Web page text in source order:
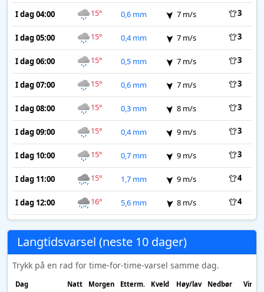
I dag 04:00 15° 0,6 mm 7 m/s 3
I dag 05:00 15° 0,4 mm 7 m/s 3
I dag 06:00 15° 0,5 mm 7 m/s 3
I dag 07:00 15° 0,6 mm 7 m/s 3
I dag 08:00 15° 0,3 mm 8 m/s 3
I dag 09:00 15° 0,4 mm 9 m/s 3
I dag 10:00 15° 0,7 mm 9 m/s 3
I dag 11:00 15° 1,7 mm 9 m/s 4
I dag 12:00 16° 5,6 mm 8 m/s 4
Langtidsvarsel (neste 10 dager)
Trykk på en rad for time-for-time-varsel samme dag.
Dag Natt Morgen Etterm. Kveld Høy/lav Nedbør Vind